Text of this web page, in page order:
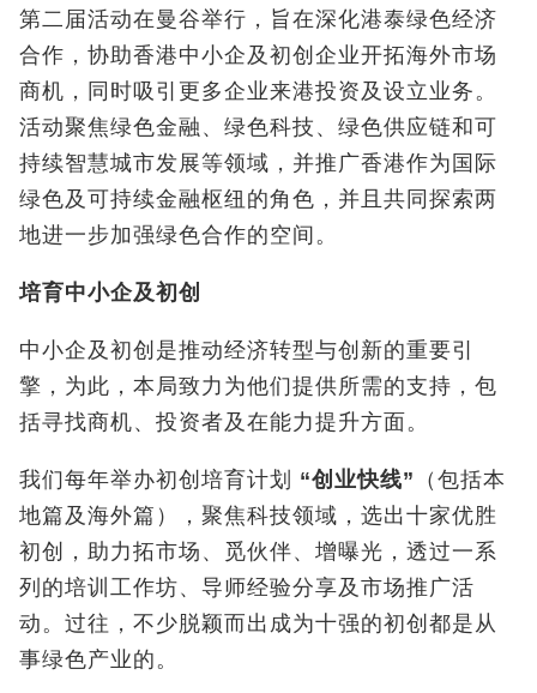
第二届活动在曼谷举行，旨在深化港泰绿色经济
合作，协助香港中小企及初创企业开拓海外市场
商机，同时吸引更多企业来港投资及设立业务。
活动聚焦绿色金融、绿色科技、绿色供应链和可
持续智慧城市发展等领域，并推广香港作为国际
绿色及可持续金融枢纽的角色，并且共同探索两
地进一步加强绿色合作的空间。
培育中小企及初创
中小企及初创是推动经济转型与创新的重要引
擎，为此，本局致力为他们提供所需的支持，包
括寻找商机、投资者及在能力提升方面。
我们每年举办初创培育计划 “创业快线” （包括本
地篇及海外篇），聚焦科技领域，选出十家优胜
初创，助力拓市场、觅伙伴、增曝光，透过一系
列的培训工作坊、导师经验分享及市场推广活
动。过往，不少脱颖而出成为十强的初创都是从
事绿色产业的。